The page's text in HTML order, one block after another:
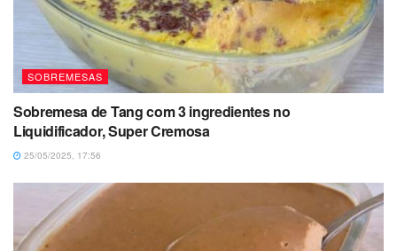
SOBREMESAS
Sobremesa de Tang com 3 ingredientes no
Liquidificador, Super Cremosa
25/05/2025, 17:56